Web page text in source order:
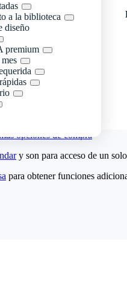
a la biblioteca
diseño
premium
opciones de compra
y son para acceso de un
para obtener funciones